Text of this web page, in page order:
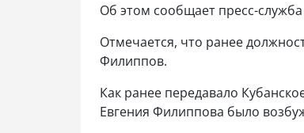
Об этом сообщает пресс-
Отмечается, что ранее
Филиппов.
Как ранее передавало
Евгения Филиппова было